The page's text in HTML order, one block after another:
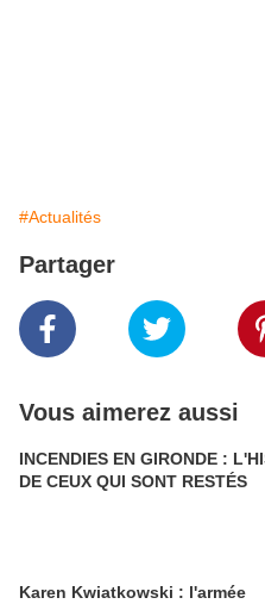
#Actualités
Partager
Vous aimerez aussi
INCENDIES EN GIRONDE :
DE CEUX QUI SONT RESTÉS
Karen Kwiatkowski : l'armée